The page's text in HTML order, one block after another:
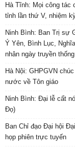
Hà Tĩnh: Mọi công tác
tỉnh lần thứ V, nhiệm
Ninh Bình: Ban Trị sự
Ý Yên, Bình Lục,
nhân ngày truyền thống
Hà Nội: GHPGVN
nước về Tôn giáo
Ninh Bình: Đại lễ cất
Đọ)
Ban Chỉ đạo Đại hội
họp phiên trực tuyến